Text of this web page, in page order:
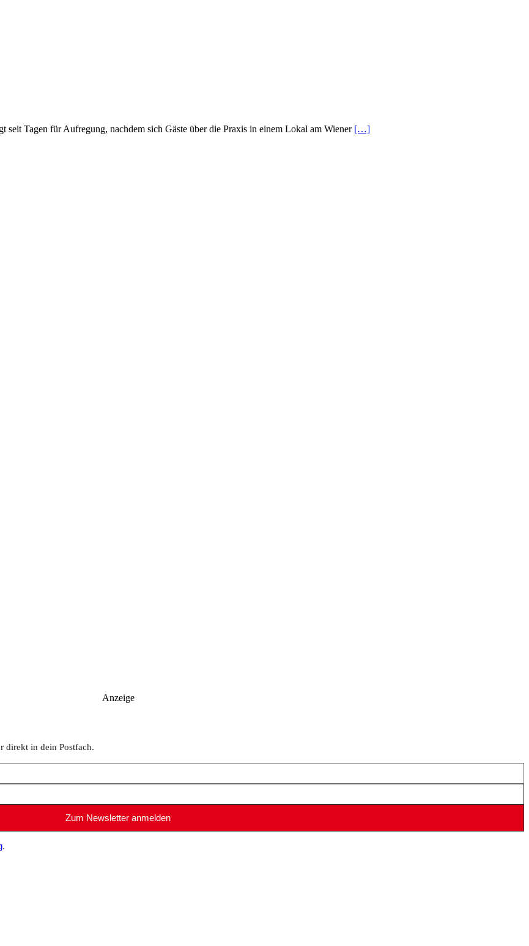
seit Tagen für Aufregung, nachdem sich Gäste über die Praxis in einem Lokal am Wiener […]
Anzeige
direkt in dein Postfach.
.